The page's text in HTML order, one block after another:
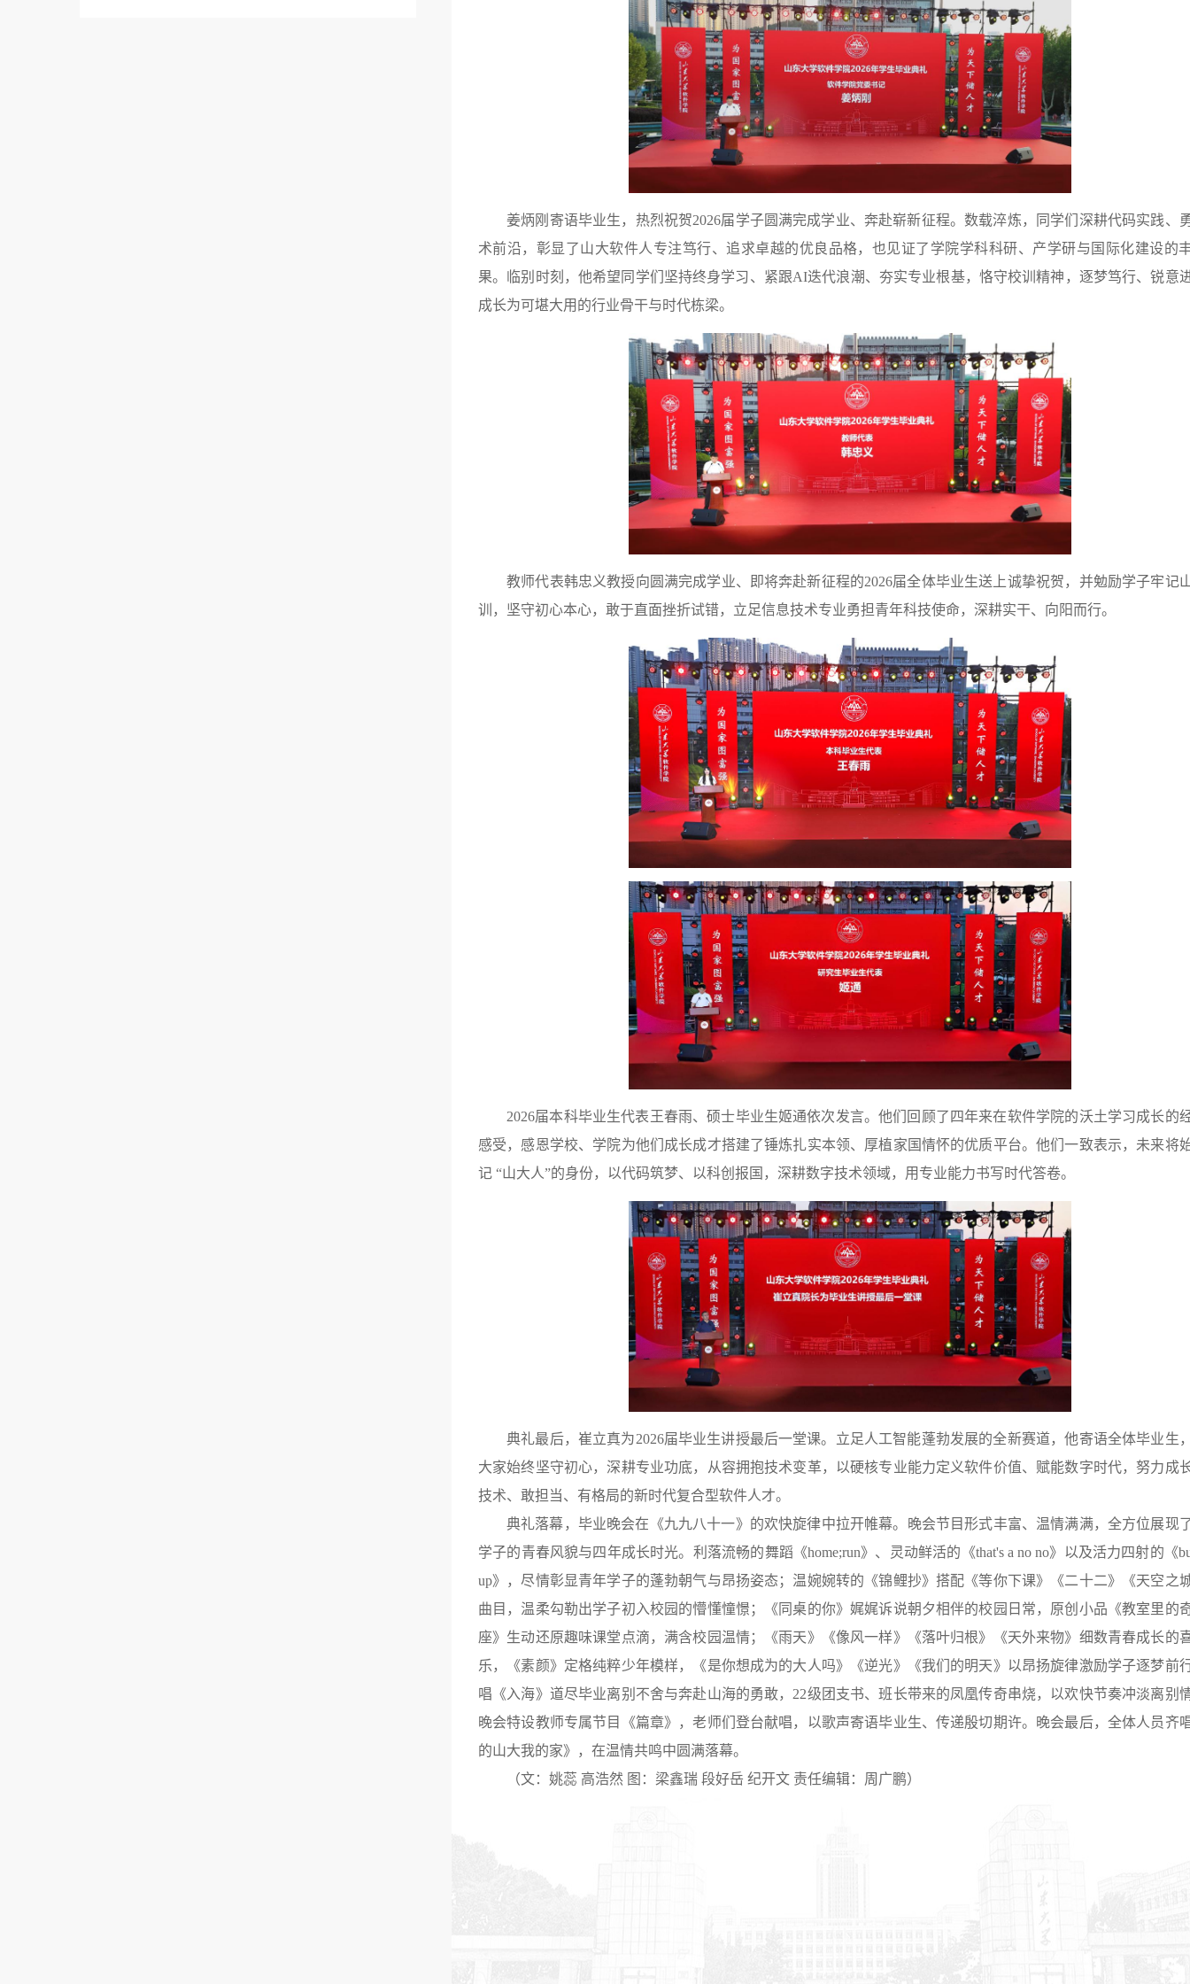
姜炳刚寄语毕业生，热烈祝贺2026届学子圆满完成学业、奔赴崭新征程。数载淬炼，同学们深耕代码实践、
术前沿，彰显了山大软件人专注笃行、追求卓越的优良品格，也见证了学院学科科研、产学研与国际化建设的
果。临别时刻，他希望同学们坚持终身学习、紧跟AI迭代浪潮、夯实专业根基，恪守校训精神，逐梦笃行、锐意
成长为可堪大用的行业骨干与时代栋梁。
教师代表韩忠义教授向圆满完成学业、即将奔赴新征程的2026届全体毕业生送上诚挚祝贺，并勉励学子牢记
训，坚守初心本心，敢于直面挫折试错，立足信息技术专业勇担青年科技使命，深耕实干、向阳而行。
2026届本科毕业生代表王春雨、硕士毕业生姬通依次发言。他们回顾了四年来在软件学院的沃土学习成长的
感受，感恩学校、学院为他们成长成才搭建了锤炼扎实本领、厚植家国情怀的优质平台。他们一致表示，未来将
记 “山大人”的身份，以代码筑梦、以科创报国，深耕数字技术领域，用专业能力书写时代答卷。
典礼最后，崔立真为2026届毕业生讲授最后一堂课。立足人工智能蓬勃发展的全新赛道，他寄语全体毕业生
大家始终坚守初心，深耕专业功底，从容拥抱技术变革，以硬核专业能力定义软件价值、赋能数字时代，努力成
技术、敢担当、有格局的新时代复合型软件人才。
典礼落幕，毕业晚会在《九九八十一》的欢快旋律中拉开帷幕。晚会节目形式丰富、温情满满，全方位展现
学子的青春风貌与四年成长时光。利落流畅的舞蹈《home;run》、灵动鲜活的《that's a no no》以及活力四射的《
up》，尽情彰显青年学子的蓬勃朝气与昂扬姿态；温婉婉转的《锦鲤抄》搭配《等你下课》《二十二》《天空之
曲目，温柔勾勒出学子初入校园的懵懂憧憬；《同桌的你》娓娓诉说朝夕相伴的校园日常，原创小品《教室里的
座》生动还原趣味课堂点滴，满含校园温情；《雨天》《像风一样》《落叶归根》《天外来物》细数青春成长的
乐，《素颜》定格纯粹少年模样，《是你想成为的大人吗》《逆光》《我们的明天》以昂扬旋律激励学子逐梦前
唱《入海》道尽毕业离别不舍与奔赴山海的勇敢，22级团支书、班长带来的凤凰传奇串烧，以欢快节奏冲淡离别
晚会特设教师专属节目《篇章》，老师们登台献唱，以歌声寄语毕业生、传递殷切期许。晚会最后，全体人员齐
的山大我的家》，在温情共鸣中圆满落幕。
（文：姚蕊 高浩然 图：梁鑫瑞 段好岳 纪开文 责任编辑：周广鹏）